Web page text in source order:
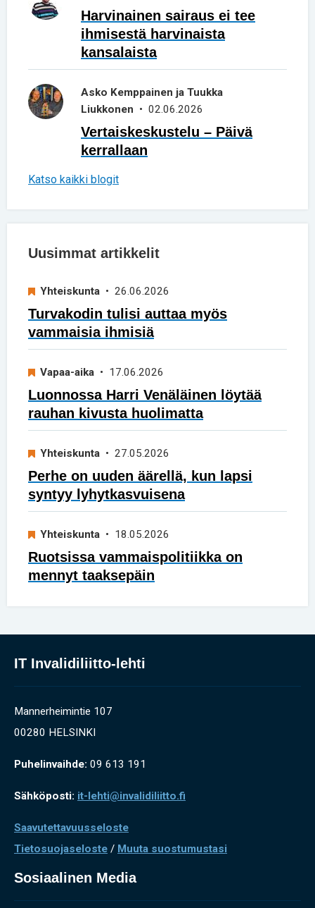
Harvinainen sairaus ei tee
ihmisestä harvinaista
kansalaista
Asko Kemppainen ja Tuukka
Liukkonen • 02.06.2026
Vertaiskeskustelu – Päivä
kerrallaan
Katso kaikki blogit
Uusimmat artikkelit
Yhteiskunta • 26.06.2026
Turvakodin tulisi auttaa myös
vammaisia ihmisiä
Vapaa-aika • 17.06.2026
Luonnossa Harri Venäläinen löytää
rauhan kivusta huolimatta
Yhteiskunta • 27.05.2026
Perhe on uuden äärellä, kun lapsi
syntyy lyhytkasvuisena
Yhteiskunta • 18.05.2026
Ruotsissa vammaispolitiikka on
mennyt taaksepäin
IT Invalidiliitto-lehti
Mannerheimintie 107
00280 HELSINKI
Puhelinvaihde: 09 613 191
Sähköposti: it-lehti@invalidiliitto.fi
Saavutettavuusseloste
Tietosuojaseloste / Muuta suostumustasi
Sosiaalinen Media